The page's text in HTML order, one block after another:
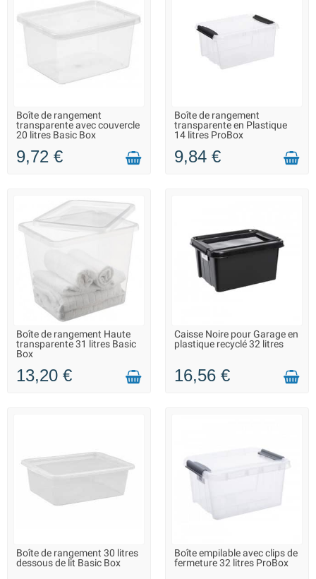
LIVRAISON 2 À 3 JOURS
Boîte de rangement
transparente avec couvercle
20 litres Basic Box
9,72 €
LIVRAISON 2 À 3 JOURS
Boîte de rangement
transparente en Plastique
14 litres ProBox
9,84 €
LIVRAISON 2 À 3 JOURS
Boîte de rangement Haute
transparente 31 litres Basic
Box
13,20 €
LIVRAISON 2 À 3 JOURS
Caisse Noire pour Garage en
plastique recyclé 32 litres
16,56 €
LIVRAISON 2 À 3 JOURS
Boîte de rangement 30 litres
dessous de lit Basic Box
LIVRAISON 2 À 3 JOURS
Boîte empilable avec clips de
fermeture 32 litres ProBox